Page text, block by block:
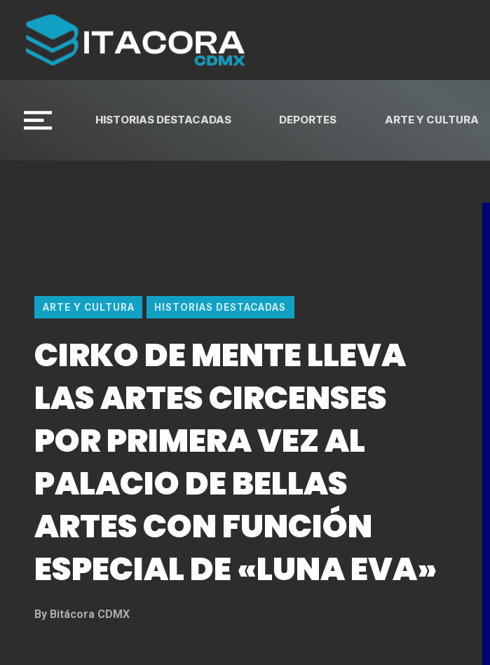
HISTORIAS DESTACADAS DEPORTES ARTE Y CULTURA
ARTE Y CULTURA HISTORIAS DESTACADAS
CIRKO DE MENTE LLEVA
LAS ARTES CIRCENSES
POR PRIMERA VEZ AL
PALACIO DE BELLAS
ARTES CON FUNCIÓN
ESPECIAL DE «LUNA EVA»
By Bitácora CDMX